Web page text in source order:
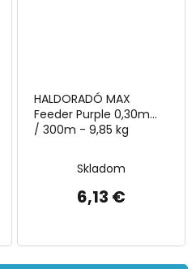
HALDORADÓ MAX
Feeder Purple 0,30mm
/ 300m - 9,85 kg
Skladom
6,13 €